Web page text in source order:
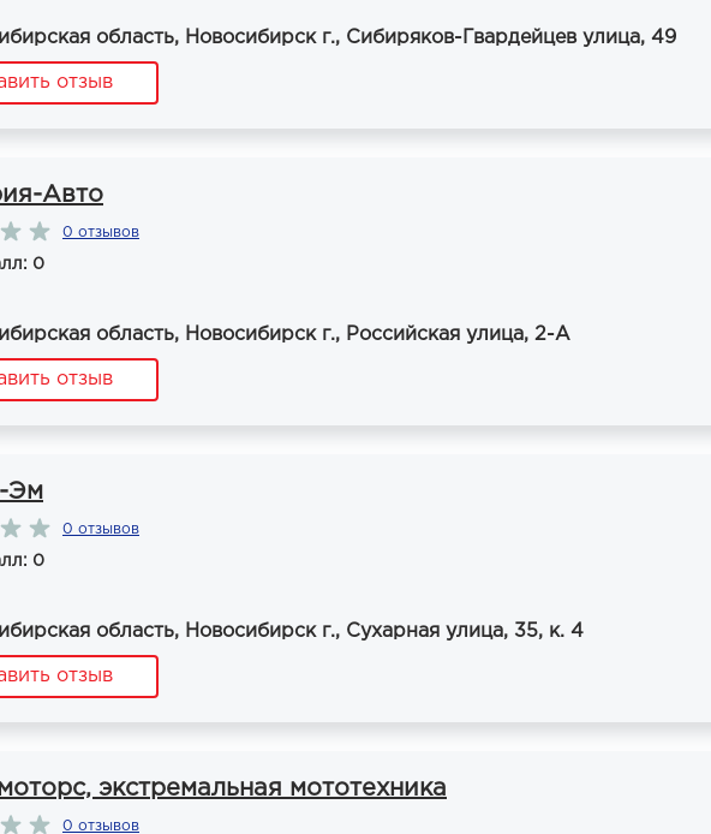
область, Новосибирск г., Сибиряков-Гвардейцев улица, 49
отзыв
Авто
0 отзывов
0
область, Новосибирск г., Российская улица, 2-А
отзыв
Эм
0 отзывов
0
область, Новосибирск г., Сухарная улица, 35, к. 4
отзыв
экстремальная мототехника
0 отзывов